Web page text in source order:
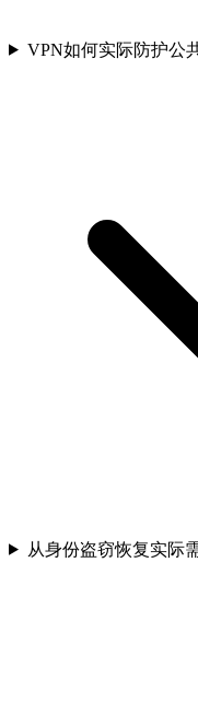
VPN如何实际防护公
从身份盗窃恢复实际